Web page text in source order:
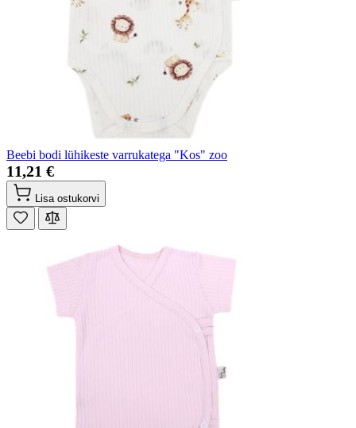
Beebi bodi lühikeste varrukatega "Kos" zoo
11,21 €
Lisa ostukorvi